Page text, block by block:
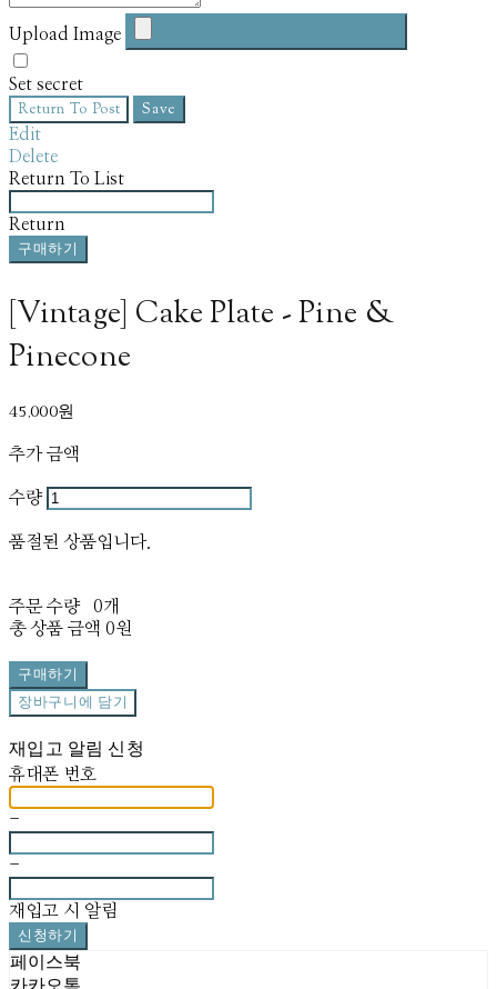
Upload Image
Set secret
Return To Post Save
Edit
Delete
Return To List
Return
구매하기
[Vintage] Cake Plate - Pine &
Pinecone
45,000원
추가 금액
수량
품절된 상품입니다.
주문 수량
0개
총 상품 금액 0원
구매하기
장바구니에 담기
재입고 알림 신청
휴대폰 번호
-
-
재입고 시 알림
신청하기
페이스북
카카오톡